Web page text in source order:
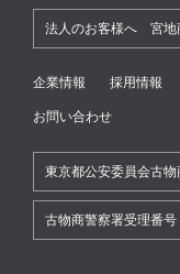
国立音楽大学卒業
法人のお客様へ 宮地
企業情報 採用情報
お問い合わせ
東京都公安委員会古
古物商警察署受理番号